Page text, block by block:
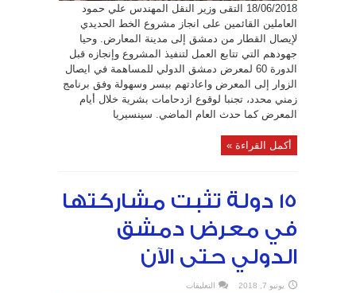
18/06/2018 التقى وزير النقل المهندس علي حمود
العاملين القائمين على انجاز مشروع الخط الحديدي
لإيصال القطار من دمشق إلى مدينة المعارض. وحيا
جهودهم التي تتابع العمل لتنفيذ المشروع وإنجازه قبل
الدورة 60 لمعرض دمشق الدولي للمساهمة في ايصال
الزوار إلى المعرض واعادتهم بيسر وسهولة وفق برنامج
زمني محدد، تجنبا لوقوع ازدحامات بشرية خلال أيام
المعرض كما حدث العام الماضي. سينسيريا
أكمل القراءة »
15 دولة تثبت مشاركتها
في معرض دمشق
الدولي حتى الآن
يونيو 7, 2018 التعليقات